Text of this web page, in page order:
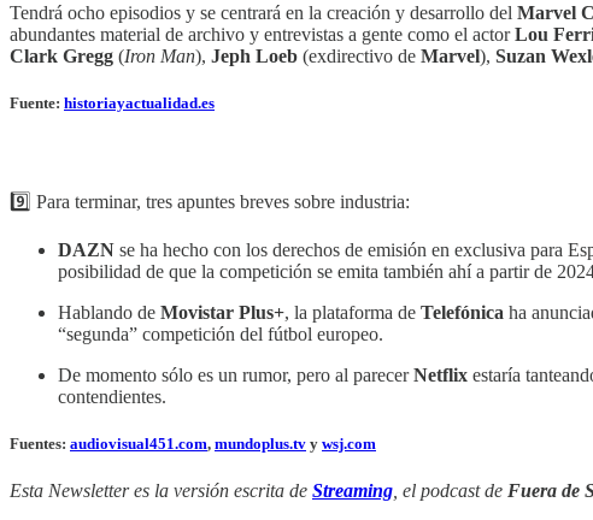
Tendrá ocho episodios y se centrará en la creación y desarrollo del Marvel
abundantes material de archivo y entrevistas a gente como el actorLou
Clark Gregg (Iron Man), Jeph Loeb (exdirectivo de Marvel), Suzan
Fuente: historiayactualidad.es
9️⃣ Para terminar, tres apuntes breves sobre industria:
DAZN se ha hecho con los derechos de emisión en exclusiva para
posibilidad de que la competición se emita también ahí a partir de
Hablando de Movistar Plus+, la plataforma de Telefónica ha
“segunda” competición del fútbol europeo.
De momento sólo es un rumor, pero al parecerNetflix estaría
contendientes.
Fuentes: audiovisual451.com, mundoplus.tv y wsj.com
Esta Newsletter es la versión escrita de Streaming , el podcast de Fuera de